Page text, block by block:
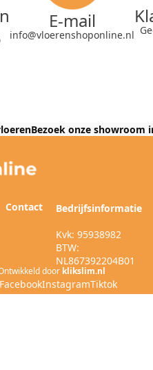
E-mail
info@vloerenshoponline.nl
Bezoek onze showroom
Contact
Bedrijfsinformatie
Kvk: 95938982
BTW:
NL867392204B01
door klikslim.nl
InstagramTiktok